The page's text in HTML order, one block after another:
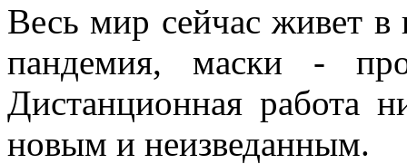
Весь мир сейчас живет в
пандемия, маски -
Дистанционная работа
новым и неизведанным.